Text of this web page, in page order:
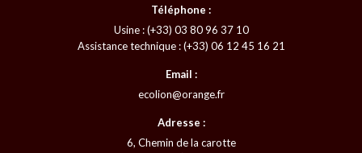
Téléphone :
Usine : (+33) 03 80 96 37 10
Assistance technique : (+33) 06 12 45 16 21
Email :
ecolion@orange.fr
Adresse :
6, Chemin de la carotte